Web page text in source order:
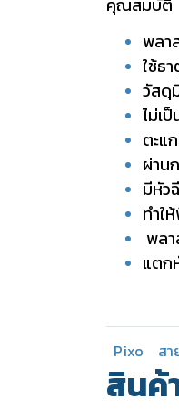
คุณสมบัติ
พลา
ใช้ธ
วัสดุ
ไม่เ
ตะแ
ผ่าน
มีหัว
ทำใ
พลา
แตก
Pixo สา
สินค้